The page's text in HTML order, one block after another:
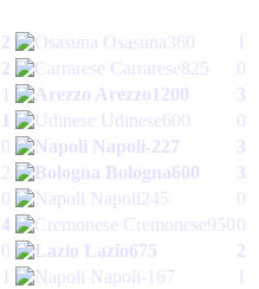
2 Osasuna 360
1
2 Carrarese825
0
1 Arezzo 1200
3
1 Udinese600
0
0 Napoli-227
3
2 Bologna600
3
0 Napoli245
0
4 Cremonese9500
0 Lazio675
2
1 Napoli-167 1